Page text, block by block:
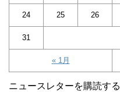
« 1月
24 25 26
31
ニュースレターを購読する